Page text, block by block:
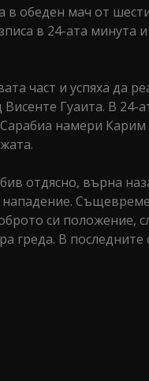
в обеден мач от
в 24-ата
част и успяха да
Гуаита. В
намери
отдясно, върна
си положение,
греда. В